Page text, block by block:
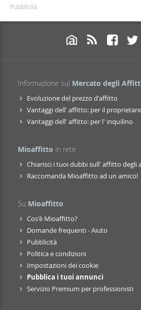
Pubblicità
Informazione sul Mercato degli
Evoluzione del prezzo d'affitto
Vantaggi dell' affitto: per il
Vantaggi dell' affitto: per l' inquilino
Mioaffitto in rete
Chiarisci i tuoi dubbi sull' affitto degli
Raccomanda Mioaffitto ad un amico!
Su Mioaffitto
Cos'è Mioaffitto?
Domande frequenti - Aiuto
Pubblicità
Politica e condizioni
Impostazioni dei cookie
Pubblica i tuoi annunci
Servizio Premium per professionisti